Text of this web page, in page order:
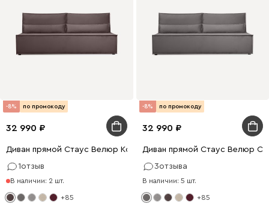
-8% по промокоду
32 990
Диван прямой Стаус Велюр Коричневый
1отзыв
В наличии: 2 шт.
+85
-8% по промокоду
32 990
Диван прямой Стаус Велюр
3отзыва
В наличии: 5 шт.
+85